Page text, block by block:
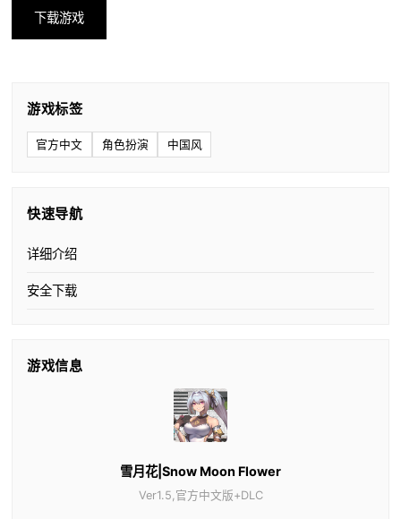
下载游戏
游戏标签
官方中文 角色扮演 中国风
快速导航
详细介绍
安全下载
游戏信息
雪月花|Snow Moon Flower
Ver1.5,官方中文版+DLC